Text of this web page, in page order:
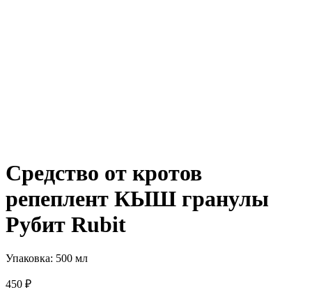
Средство от кротов
репеплент КЫШ гранулы
Рубит Rubit
Упаковка: 500 мл
450 ₽